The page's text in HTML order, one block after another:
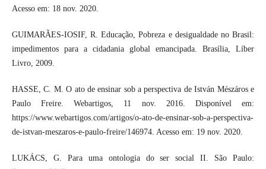
Acesso em: 18 nov. 2020.
GUIMARÃES-IOSIF, R. Educação, Pobreza e desigualdade no Brasil:
impedimentos para a cidadania global emancipada. Brasília, Líber
Livro, 2009.
HASSE, C. M. O ato de ensinar sob a perspectiva de István Mészáros e
Paulo Freire. Webartigos, 11 nov. 2016. Disponível em:
https://www.webartigos.com/artigos/o-ato-de-ensinar-sob-a-perspectiva-
de-istvan-meszaros-e-paulo-freire/146974. Acesso em: 19 nov. 2020.
LUKÁCS, G. Para uma ontologia do ser social II. São Paulo: